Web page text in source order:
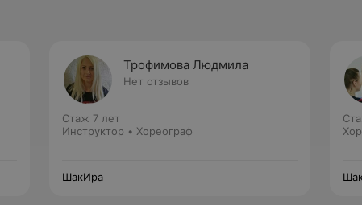
Трофимова Людмила
Нет отзывов
Стаж 7 лет
Инструктор • Хореограф
ШакИра